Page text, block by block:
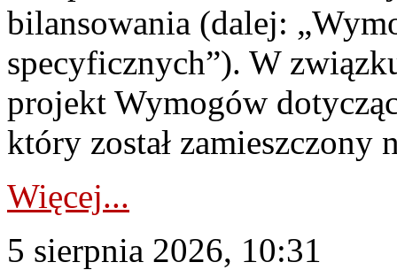
bilansowania (dalej:
specyficznych”). W
projekt Wymogów
który został zamieszczony
Więcej...
5 sierpnia 2026, 10:31